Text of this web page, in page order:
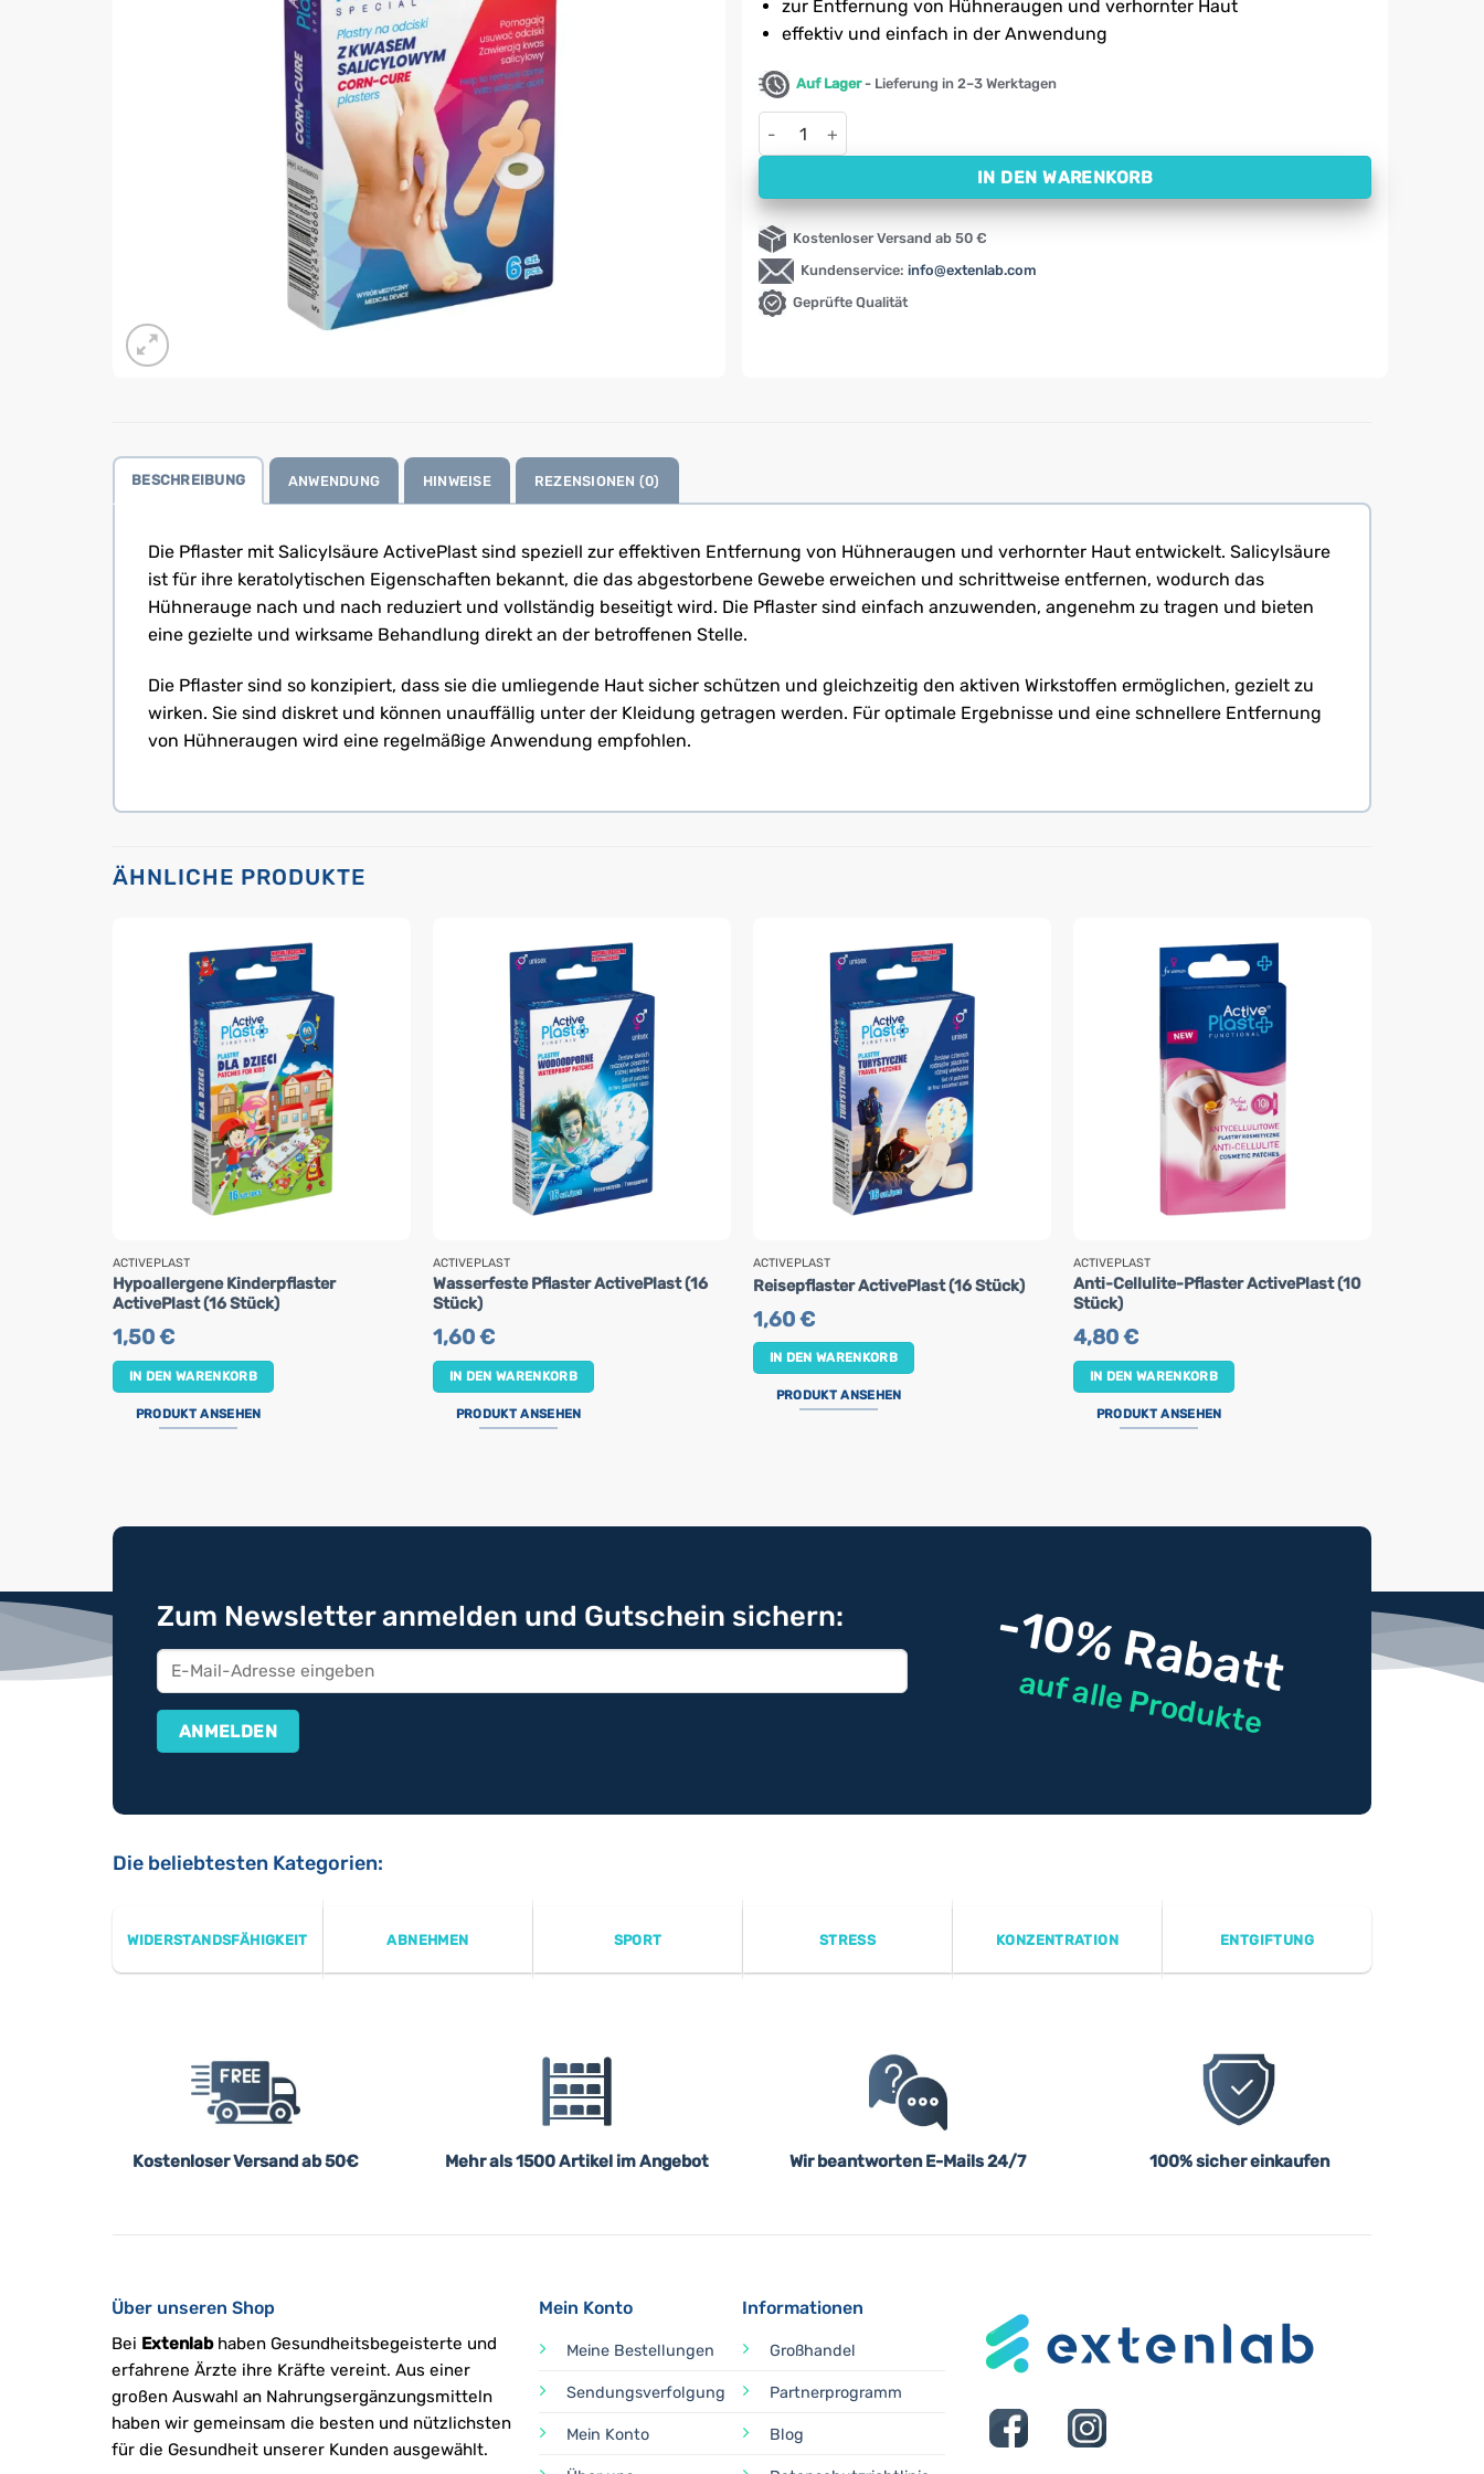
zur Entfernung von Hühneraugen und verhornter Haut
effektiv und einfach in der Anwendung
Auf Lager- Lieferung in 2–3 Werktagen
Pflaster zur Entfernung von Hühneraugen mit Salicylsäure ActivePlast (6 Stück) Menge
IN DEN WARENKORB
Kostenloser Versand ab 50 €
Kundenservice: info@extenlab.com
Geprüfte Qualität
BESCHREIBUNG ANWENDUNG HINWEISE REZENSIONEN (0)
Die Pflaster mit Salicylsäure ActivePlast sind speziell zur effektiven Entfernung von Hühneraugen und verhornter Haut entwickelt. Salicylsäure
ist für ihre keratolytischen Eigenschaften bekannt, die das abgestorbene Gewebe erweichen und schrittweise entfernen, wodurch das
Hühnerauge nach und nach reduziert und vollständig beseitigt wird. Die Pflaster sind einfach anzuwenden, angenehm zu tragen und bieten
eine gezielte und wirksame Behandlung direkt an der betroffenen Stelle.
Die Pflaster sind so konzipiert, dass sie die umliegende Haut sicher schützen und gleichzeitig den aktiven Wirkstoffen ermöglichen, gezielt zu
wirken. Sie sind diskret und können unauffällig unter der Kleidung getragen werden. Für optimale Ergebnisse und eine schnellere Entfernung
von Hühneraugen wird eine regelmäßige Anwendung empfohlen.
ÄHNLICHE PRODUKTE
ACTIVEPLAST
Hypoallergene Kinderpflaster
ActivePlast (16 Stück)
1,50€
IN DEN WARENKORB
PRODUKT ANSEHEN
ACTIVEPLAST
Wasserfeste Pflaster ActivePlast (16
Stück)
1,60€
IN DEN WARENKORB
PRODUKT ANSEHEN
ACTIVEPLAST
Reisepflaster ActivePlast (16 Stück)
1,60€
IN DEN WARENKORB
PRODUKT ANSEHEN
ACTIVEPLAST
Anti-Cellulite-Pflaster ActivePlast (10
Stück)
4,80€
IN DEN WARENKORB
PRODUKT ANSEHEN
Zum Newsletter anmelden und Gutschein sichern: -10% Rabatt
auf alle Produkte
Die beliebtesten Kategorien:
WIDERSTANDSFÄHIGKEIT ABNEHMEN SPORT STRESS KONZENTRATION ENTGIFTUNG
Kostenloser Versand ab 50€ Mehr als 1500 Artikel im Angebot Wir beantworten E-Mails 24/7 100% sicher einkaufen
Über unseren Shop
Bei Extenlabhaben Gesundheitsbegeisterte und
erfahrene Ärzte ihre Kräfte vereint. Aus einer
großen Auswahl an Nahrungsergänzungsmitteln
haben wir gemeinsam die besten und nützlichsten
für die Gesundheit unserer Kunden ausgewählt.
Mein Konto
Meine Bestellungen
Sendungsverfolgung
Mein Konto
Informationen
Großhandel
Partnerprogramm
Blog